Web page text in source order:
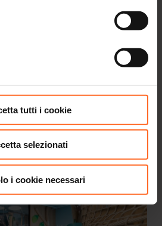
tutti i cookie
selezionati
i cookie necessari